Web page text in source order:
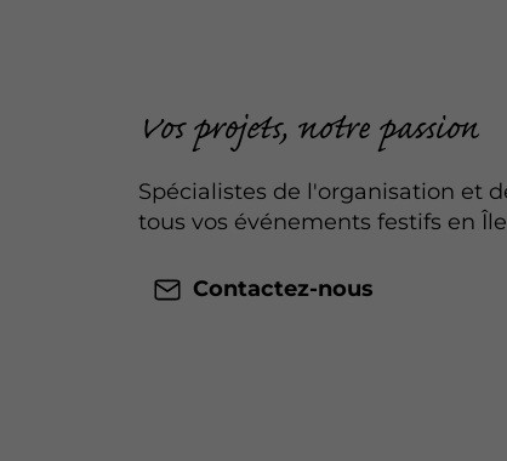
Vos projets, notre passion
Spécialistes de l'organisation et
tous vos événements festifs en
Contactez-nous